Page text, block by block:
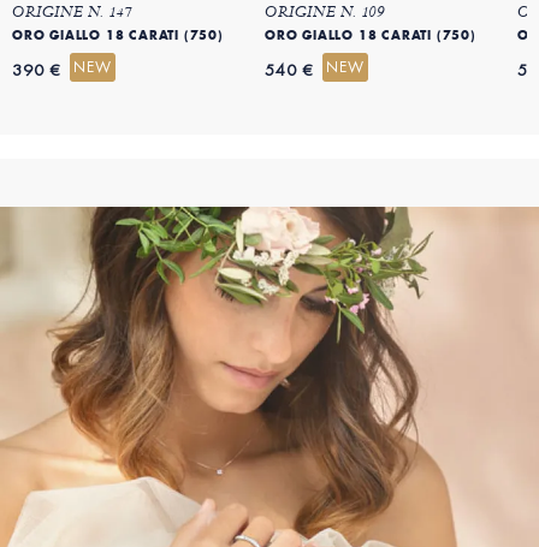
ORIGINE N. 147
ORO GIALLO 18 CARATI (750)
390 € NEW
ORIGINE N. 109
ORO GIALLO 18 CARATI (750)
540 € NEW